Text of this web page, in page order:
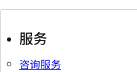
服务
咨询服务